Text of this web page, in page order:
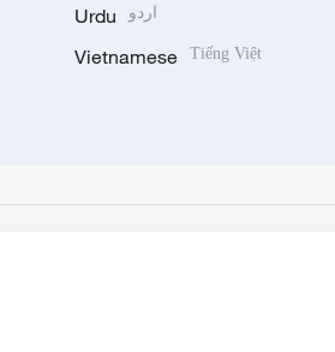
Urdu اردو
Vietnamese Tiếng Việt